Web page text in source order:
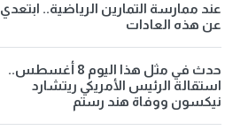
عند ممارسة التمارين الرياضية.. ابتعدي
عن هذه العادات
حدث في مثل هذا اليوم 8 أغسطس..
استقالة الرئيس الأمريكي ريتشارد
نيكسون ووفاة هند رستم